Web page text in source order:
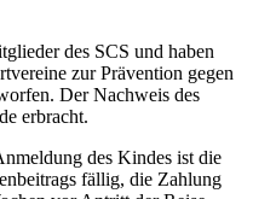
des SCS und haben
zur Prävention gegen
Der Nachweis des
erbracht.
des Kindes ist die
fällig, die Zahlung